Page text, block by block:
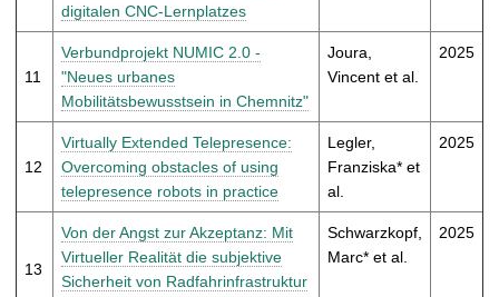
digitalen CNC-Lernplatzes
11
Verbundprojekt NUMIC 2.0 -
"Neues urbanes
Mobilitätsbewusstsein in Chemnitz"
Joura,
Vincent et al.
2025
12
Virtually Extended Telepresence:
Overcoming obstacles of using
telepresence robots in practice
Legler,
Franziska* et
al.
2025
13
Von der Angst zur Akzeptanz: Mit
Virtueller Realität die subjektive
Sicherheit von Radfahrinfrastruktur
Schwarzkopf,
Marc* et al.
2025